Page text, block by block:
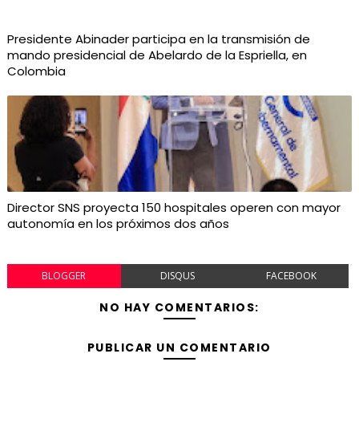
Presidente Abinader participa en la transmisión de
mando presidencial de Abelardo de la Espriella, en
Colombia
Director SNS proyecta 150 hospitales operen con mayor
autonomía en los próximos dos años
BLOGGER DISQUS FACEBOOK
NO HAY COMENTARIOS:
PUBLICAR UN COMENTARIO